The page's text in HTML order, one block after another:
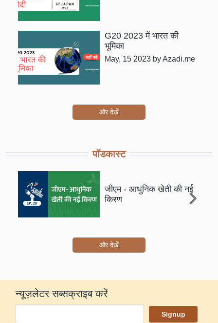
G20 2023 में भारत की
भूमिका
May, 15 2023 by Azadi.me
और देखें
पॉडकास्ट
जीएम - आधुनिक खेती की नई
किरण
और देखें
न्यूज़लेटर सब्सक्राइब करें